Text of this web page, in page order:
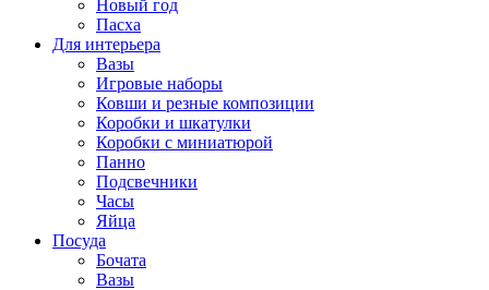
Новый год
Пасха
Для интерьера
Вазы
Игровые наборы
Ковши и резные композиции
Коробки и шкатулки
Коробки с миниатюрой
Панно
Подсвечники
Часы
Яйца
Посуда
Бочата
Вазы